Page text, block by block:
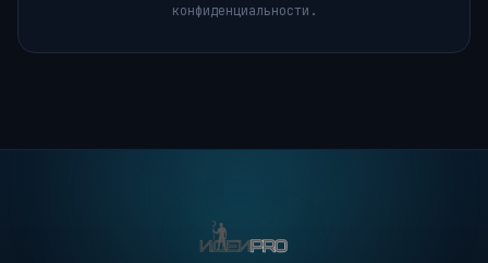
конфиденциальности.